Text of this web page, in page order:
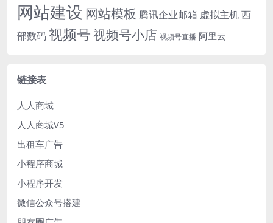
网站建设 网站模板 腾讯企业邮箱 虚拟主机西
部数码视频号视频号小店 视频号直播 阿里云
链接表
人人商城
人人商城V5
出租车广告
小程序商城
小程序开发
微信公众号搭建